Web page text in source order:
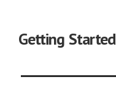
Getting Started